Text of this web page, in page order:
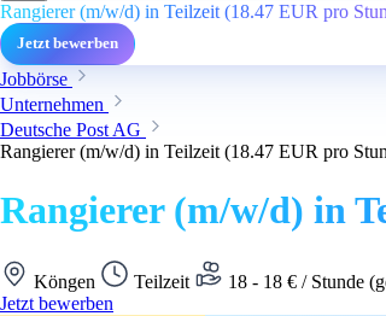
Rangierer (m/w/d) in Teilzeit (18.47 EUR pro
Jetzt bewerben
Jobbörse
Unternehmen
Deutsche Post AG
Rangierer (m/w/d) in Teilzeit (18.47 EUR pro
Rangierer (m/w/d) in
Köngen Teilzeit 18 - 18 € / Stunde
Jetzt bewerben